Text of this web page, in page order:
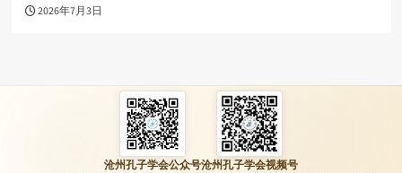
2026年7月3日
沧州孔子学会公众号沧州孔子学会视频号